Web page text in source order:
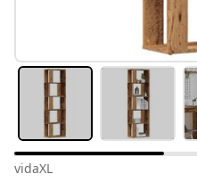
vidaXL